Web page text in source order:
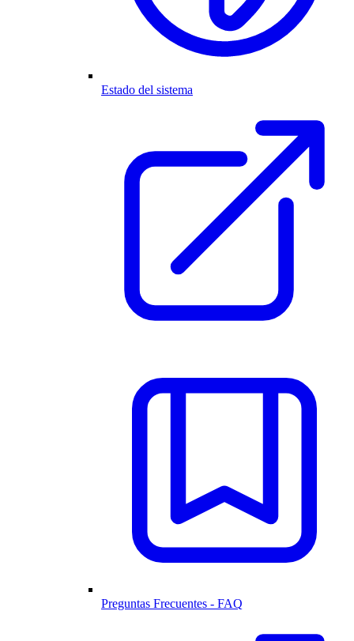
Estado del sistema
Preguntas Frecuentes - FAQ